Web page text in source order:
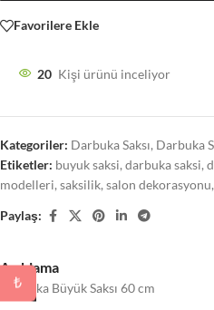
Favorilere Ekle
20 Kişi ürünü inceliyor
Kategoriler: Darbuka Saksı, Darbuka
Etiketler: buyuk saksi, darbuka saksi,
modelleri, saksilik, salon dekorasyonu,
Paylaş:
Açıklama
Darbuka Büyük Saksı 60 cm
₺